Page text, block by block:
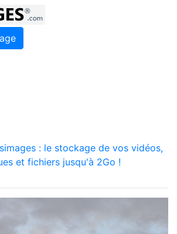
: le stockage de vos vidéos,
et fichiers jusqu'à 2Go !